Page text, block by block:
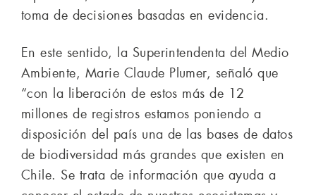
toma de decisiones basadas en evidencia.
En este sentido, la Superintendenta del Medio
Ambiente, Marie Claude Plumer, señaló que
“con la liberación de estos más de 12
millones de registros estamos poniendo a
disposición del país una de las bases de datos
de biodiversidad más grandes que existen en
Chile. Se trata de información que ayuda a